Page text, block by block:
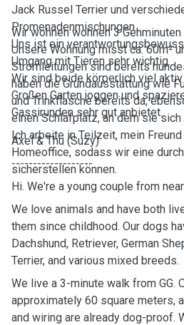
Jack Russel Terrier und
Promenadenmischungen.
Uns ist ein
Umgang mit Tieren sehr wichtig.
Wir sind beide körperlich viel
Großen Garten joggen und
Gassirunden sehr gut anbietet.
Wir wohnen wohnen 3 Gehminuten
Unsere Wohnung misst ca. 60m²
Stromleitungen sind bereits
haben die Grundausstattung wie
und Trinkflasche bereits da,
einen Schlafplatz, an dem sie sich
Ich arbeite in Teilzeit, mein
Homeoffice, sodass wir eine
sicherstellen können.
Axel & Thu (Suzy)
-------------------
Hi. We're a young couple from
We love animals and have both
them since childhood. Our dogs
Dachshund, Retriever, German
Terrier, and various mixed breeds.
We live a 3-minute walk from GG.
approximately 60 square meters,
and wiring are already dog-proof.